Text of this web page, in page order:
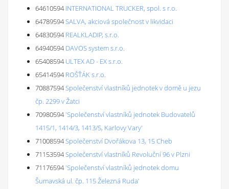
64610594 INTERNATIONAL TRUCKER, spol. s r.o.
64789594SALVA, akciová společnost v likvidaci
64830594 REALKLADIP, s.r.o.
64940594 DAVOS system s.r.o.
65408594 ULTEX AD - EX s.r.o.
65414594 ROŠŤÁK s.r.o.
70887594Společenství vlastníků jednotek v domě u jezu
čp. 2299 v Žatci
70980594'Společenství vlastníků jednotek Budovatelů
1415/1, 1414/3, 1413/5, Karlovy Vary'
71008594Společenství Dvořákova 13, 15 Cheb
71153594Společenství vlastníků Revoluční 96 v Plzni
71176594'Společenství vlastníků jednotek domu
Šumavská ul. čp. 115 Železná Ruda'